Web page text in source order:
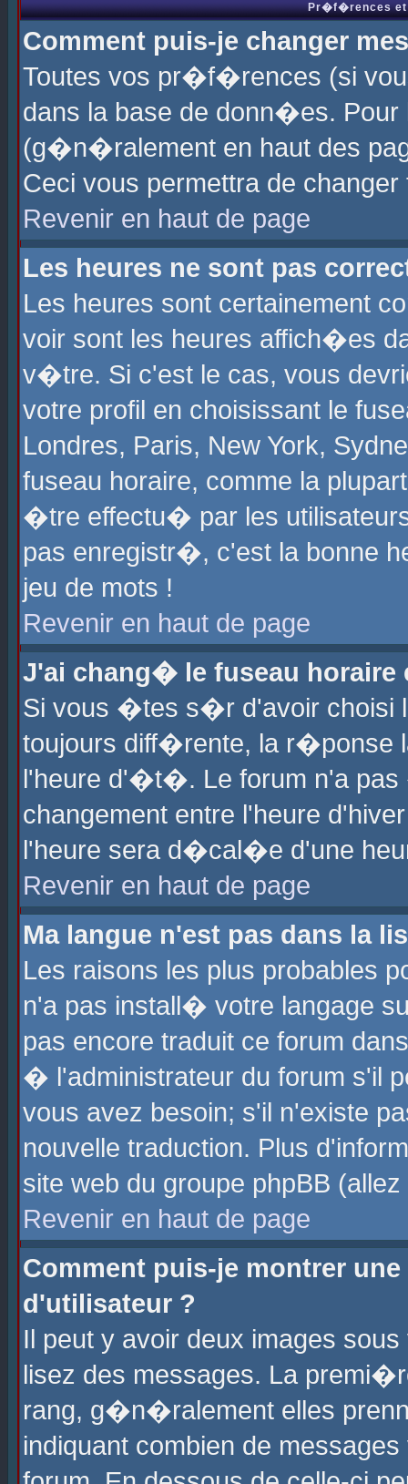
Pr�f�rences et
Comment puis-je changer
Toutes vos pr�f�rences (si
dans la base de donn�es.
(g�n�ralement en haut des
Ceci vous permettra de
Revenir en haut de page
Les heures ne sont pas
Les heures sont certainement
voir sont les heures affich�es
v�tre. Si c'est le cas, vous
votre profil en choisissant le
Londres, Paris, New York,
fuseau horaire, comme la
�tre effectu� par les
pas enregistr�, c'est la bonne
jeu de mots !
Revenir en haut de page
J'ai chang� le fuseau horaire
Si vous �tes s�r d'avoir choisi
toujours diff�rente, la r�ponse
l'heure d'�t�. Le forum n'a
changement entre l'heure
l'heure sera d�cal�e d'une
Revenir en haut de page
Ma langue n'est pas dans la
Les raisons les plus probables
n'a pas install� votre langage
pas encore traduit ce forum
� l'administrateur du forum s'il
vous avez besoin; s'il n'existe
nouvelle traduction. Plus
site web du groupe phpBB
Revenir en haut de page
Comment puis-je montrer
d'utilisateur ?
Il peut y avoir deux images
lisez des messages. La
rang, g�n�ralement elles
indiquant combien de